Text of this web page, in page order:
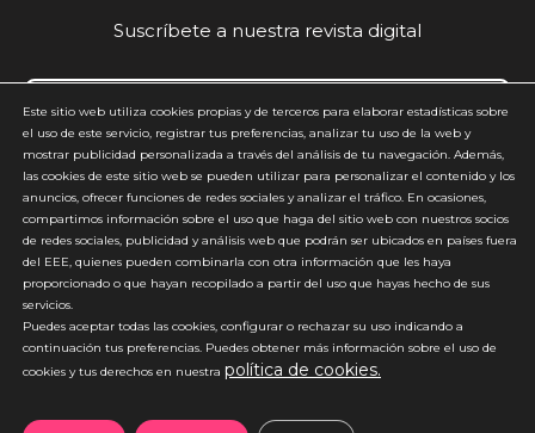
Suscríbete a nuestra revista digital
Acepto y estoy de acuerdo con lapolítica de privacidad(requerido)
*
*No enviamos spam
Este sitio web utiliza cookies propias y de terceros para elaborar estadísticas sobre
el uso de este servicio, registrar tus preferencias, analizar tu uso de la web y
mostrar publicidad personalizada a través del análisis de tu navegación. Además,
las cookies de este sitio web se pueden utilizar para personalizar el contenido y los
anuncios, ofrecer funciones de redes sociales y analizar el tráfico. En ocasiones,
compartimos información sobre el uso que haga del sitio web con nuestros socios
de redes sociales, publicidad y análisis web que podrán ser ubicados en países fuera
del EEE, quienes pueden combinarla con otra información que les haya
proporcionado o que hayan recopilado a partir del uso que hayas hecho de sus
servicios.
Puedes aceptar todas las cookies, configurar o rechazar su uso indicando a
continuación tus preferencias. Puedes obtener más información sobre el uso de
cookies y tus derechos en nuestra política de cookies.